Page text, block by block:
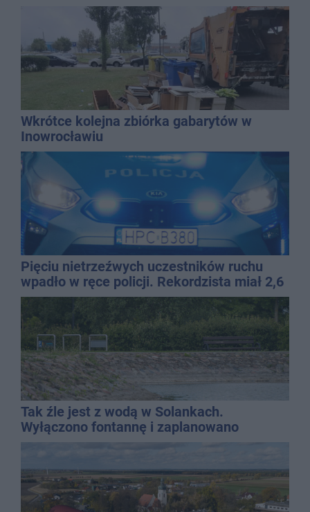
Wkrótce kolejna zbiórka gabarytów w
Inowrocławiu
Pięciu nietrzeźwych uczestników ruchu
wpadło w ręce policji. Rekordzista miał 2,6
promila
Tak źle jest z wodą w Solankach.
Wyłączono fontannę i zaplanowano
dolewkę